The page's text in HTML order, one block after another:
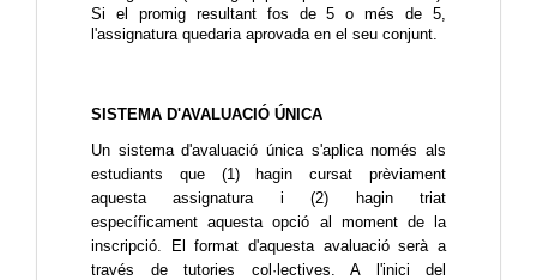
Si el promig resultant fos de 5 o més de 5,
l'assignatura quedaria aprovada en el seu conjunt.
SISTEMA D'AVALUACIÓ ÚNICA
Un sistema d'avaluació única s'aplica només als
estudiants que (1) hagin cursat prèviament
aquesta assignatura i (2) hagin triat
específicament aquesta opció al moment de la
inscripció. El format d'aquesta avaluació serà a
través de tutories col·lectives. A l'inici del